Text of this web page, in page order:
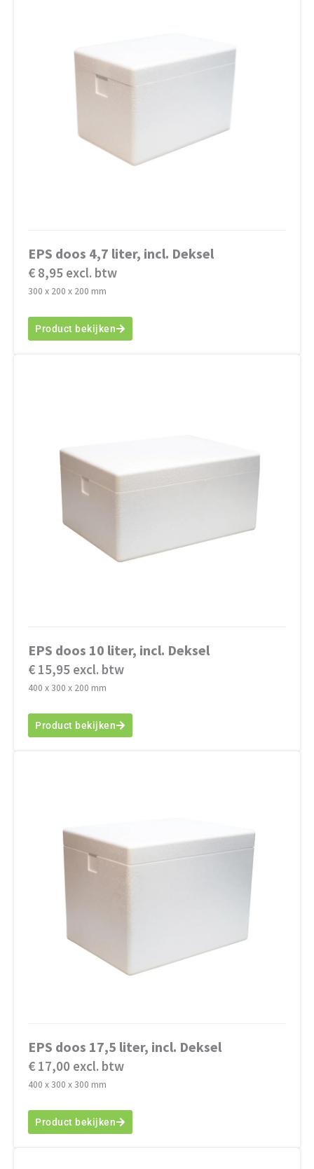
EPS doos 4,7 liter, incl. Deksel
€ 8,95 excl. btw
300 x 200 x 200 mm
Product bekijken
EPS doos 10 liter, incl. Deksel
€ 15,95 excl. btw
400 x 300 x 200 mm
Product bekijken
EPS doos 17,5 liter, incl. Deksel
€ 17,00 excl. btw
400 x 300 x 300 mm
Product bekijken